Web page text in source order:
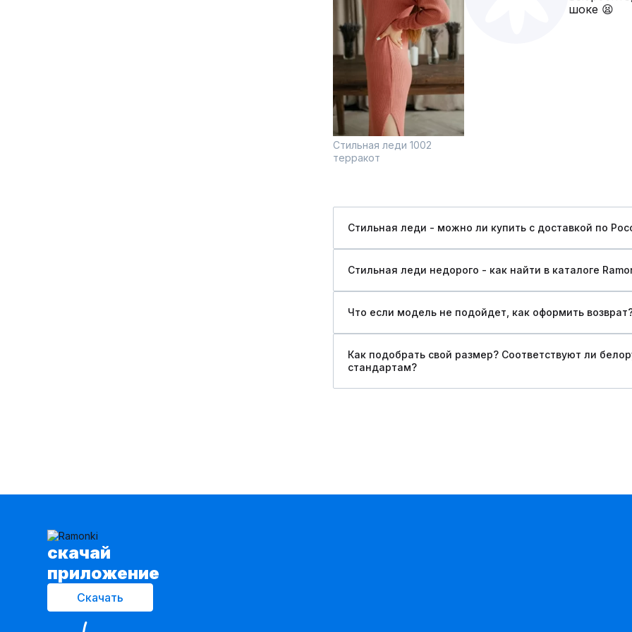
Стильная леди 1002
терракот
шоке 😫
Стильная леди - можно ли купить c доставкой по
Стильная леди недорого - как найти в каталоге
Что если модель не подойдет, как оформить
Как подобрать свой размер? Соответствуют ли
стандартам?
cкачай
приложение
Скачать